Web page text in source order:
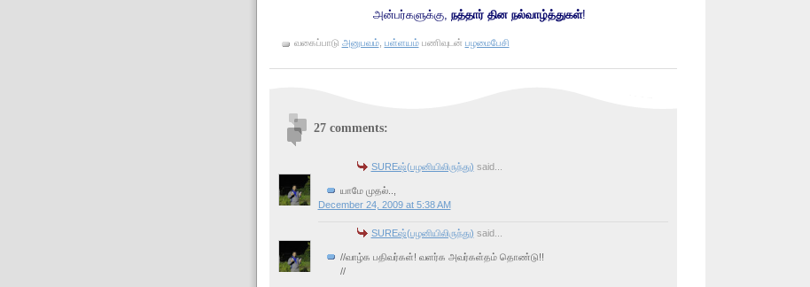
அன்பர்களுக்கு, நத்தார் தின நல்வாழ்த்துகள்!
வகைப்பாடு அனுபவம், பள்ளயம் பணிவுடன் பழமைபேசி
27 comments:
SUREஷ்(பழனியிலிருந்து) said...
யாமே முதல்..,
December 24, 2009 at 5:38 AM
SUREஷ்(பழனியிலிருந்து) said...
//வாழ்க பதிவர்கள்! வளர்க அவர்கள்தம் தொண்டு!!
//